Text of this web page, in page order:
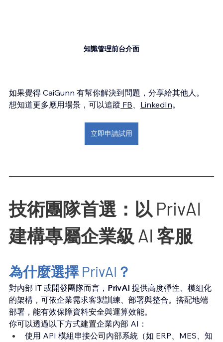
知識管理前台介面
如果覺得 CaiGunn 有幫你解決到問題，分享給其他人。
想知道更多應用場景，可以追蹤 FB、 LinkedIn。
立即申請試用
技術團隊首選：以 PrivAI
建構專屬企業級 AI 客服
為什麼選擇 PrivAI？
對內部 IT 或開發團隊而言， PrivAI 提供高度彈性、模組化
的架構，可依企業需求客製訓練、部署與整合。搭配地端
部署，能有效保障資料安全與運算效能。
你可以透過以下方式建置企業內部 AI：
使用 API 模組串接公司內部系統（如 ERP、MES、知